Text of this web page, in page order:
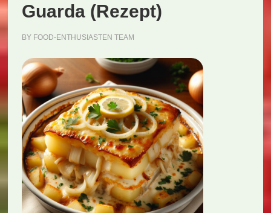
Guarda (Rezept)
BY FOOD-ENTHUSIASTEN TEAM